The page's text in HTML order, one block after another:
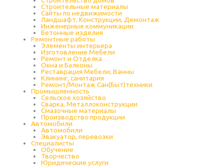
Строительные материалы
Сайты по недвижимости
Ландшафт, Конструкции, Демонтаж
Инженерные коммуникации
Бетонные изделия
Ремонтные работы
Элементы интерьера
Изготовление Мебели
Ремонт и Отделка
Окна и Балконы
Реставрация Мебели, Ванны
Клининг, санитария
Ремонт/Монтаж Сан(Быт)техники
Промышленность
Cельское хозяйство
Сварка, Металлоконструкции
Cмазочные материалы
Производство продукции
Автомобили
Автомобили
Эвакуатор, перевозки
Специалисты
Обучение
Творчество
Юридические услуги